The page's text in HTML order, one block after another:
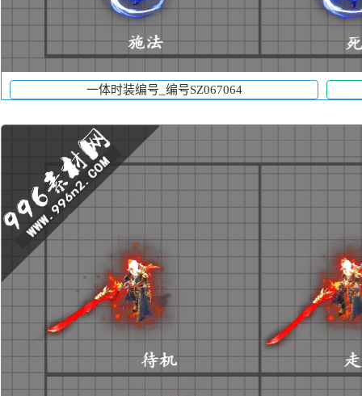
一体时装编号_编号SZ067064